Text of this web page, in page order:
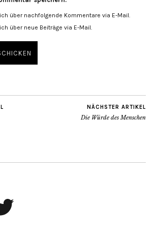
über nachfolgende Kommentare via E-Mail.
über neue Beiträge via E-Mail.
NÄCHSTER ARTIKEL
Die Würde des Menschen